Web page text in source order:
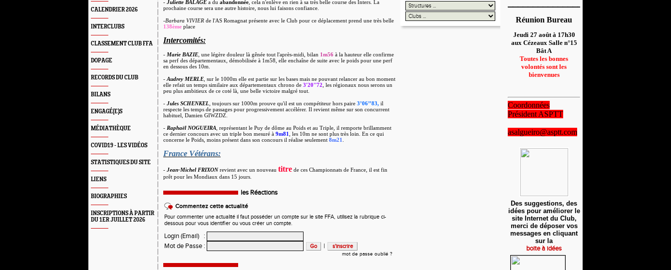
CALENDRIER 2026
INTERCLUBS
CLASSEMENT CLUB FFA
DOPAGE
RECORDS DU CLUB
BILANS
ENGAGÉ(E)S
MÉDIATHÈQUE
COVID19 - LES VIDÉOS
STATISTIQUES DU SITE
LIENS
BIOGRAPHIES
INSCRIPTIONS À PARTIR
DU 1ER JUILLET 2026
- Juliette BALAGE a du abandonnée , cela n'enlève en rien à sa très belle course des Inters. La
prochaine course sera une autre histoire, nous lui faisons confiance.
-Barbara VIVIER de l'AS Romagnat présente avec le Club pour ce déplacement prend une très belle
138ème place
Intercomités:
- Marie BAZIE , une légère douleur là gênée tout l'après-midi, bilan 1m56 à la hauteur elle confirme
sa perf des départementaux, démobilisée à 1m58, elle enchaîne de suite avec le poids pour une perf
en dessous des 10m.
- Audrey MERLE , sur le 1000m elle est partie sur les bases mais ne pouvant relancer au bon moment
elle refait un temps similaire aux départementaux chrono de 3'20''72 , les régionaux nous serons un
peu plus ambitieux de ce coté là, une belle victoire malgré tout.
- Jules SCHENKEL , toujours sur 1000m prouve qu'il est un compétiteur hors paire 3’06’’83, il
respecte les temps de passages pour progressivement accélérer. Il revient même sur son concurrent
habituel, Damien GIWZDZ.
- Raphaël NOGUEIRA , représentant le Puy de dôme au Poids et au Triple, il remporte brillamment
ce dernier concours avec un triple bon mesuré à 9m81
, les 10m ne sont plus très loin. En ce qui
concerne le Poids, moins présent dans son concours il réalise seulement 8m21
France Vétérans:
- Jean-Michel FRIXONrevient avec un nouveau titre de ces Championnats de France, il est fin
prêt pour les Mondiaux dans 15 jours.
les Réactions
Commentez cette actualité
Pour commenter une actualité il faut posséder un compte sur le site FFA, utilisez la rubrique ci-
dessous pour vous identifier ou vous créer un compte.
Login (Email)
:
Mot de Passe : |
mot de passe oublié ?
Réunion Bureau
Jeudi 27 août à 17h30
aux Cézeaux Salle n°15
Bât A
Toutes les bonnes
volontés sont les
bienvenues
Coordonnées
Président ASPTT
asalgueiro@asptt.com
Des suggestions, des
idées pour améliorer le
site Internet du Club,
merci de déposer vos
messages en cliquant
sur la
boite à idées